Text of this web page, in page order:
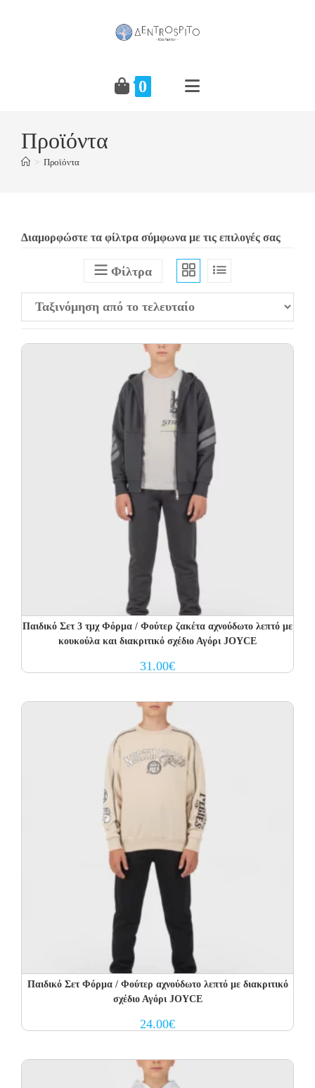
0
Προϊόντα
> Προϊόντα
Διαμορφώστε τα φίλτρα σύμφωνα με τις επιλογές σας
Φίλτρα
Παιδικό Σετ 3 τμχ Φόρμα / Φούτερ ζακέτα αχνούδωτο λεπτό με
κουκούλα και διακριτικό σχέδιο Αγόρι JOYCE
31.00€
Παιδικό Σετ Φόρμα / Φούτερ αχνούδωτο λεπτό με διακριτικό
σχέδιο Αγόρι JOYCE
24.00€